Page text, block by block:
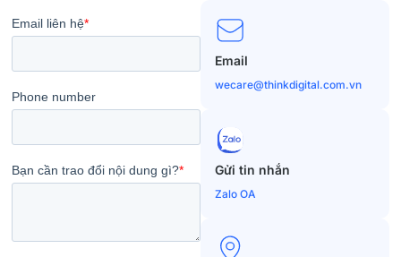
Email
wecare@thinkdigital.com.vn
Gửi tin nhắn
Zalo OA